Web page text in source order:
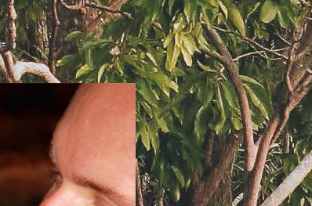
foi o
mais de três